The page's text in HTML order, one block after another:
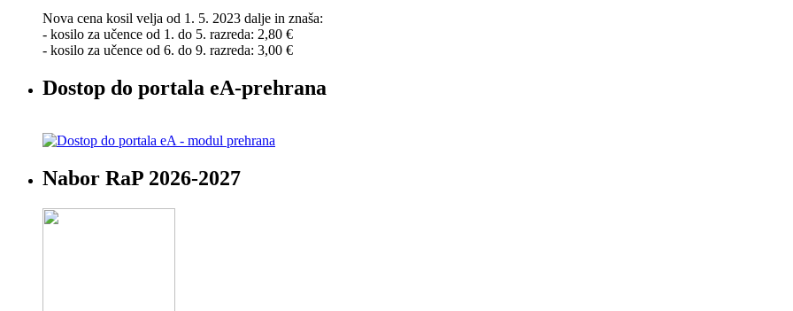
Nova cena kosil velja od 1. 5. 2023 dalje in znaša:
- kosilo za učence od 1. do 5. razreda: 2,80 €
- kosilo za učence od 6. do 9. razreda: 3,00 €
Dostop do portala eA-prehrana
Nabor RaP 2026-2027